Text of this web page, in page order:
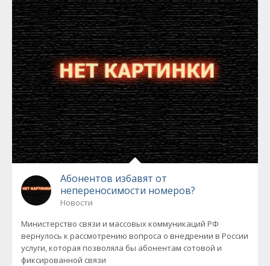
Абонентов избавят от
непереносимости номеров?
Новости
Министерство связи и массовых коммуникаций РФ
вернулось к рассмотрению вопроса о внедрении в России
услуги, которая позволяла бы абонентам сотовой и
фиксированной связи